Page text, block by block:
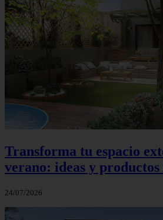
Transforma tu espacio
verano: ideas y
24/07/2026